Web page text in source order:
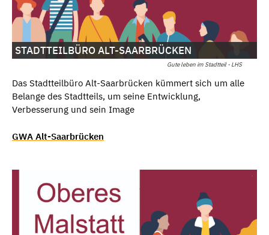
Gute leben im Stadtteil - LHS
STADTTEILBÜRO ALT-SAARBRÜCKEN
Das Stadtteilbüro Alt-Saarbrücken kümmert sich um alle
Belange des Stadtteils, um seine Entwicklung,
Verbesserung und sein Image
GWA Alt-Saarbrücken